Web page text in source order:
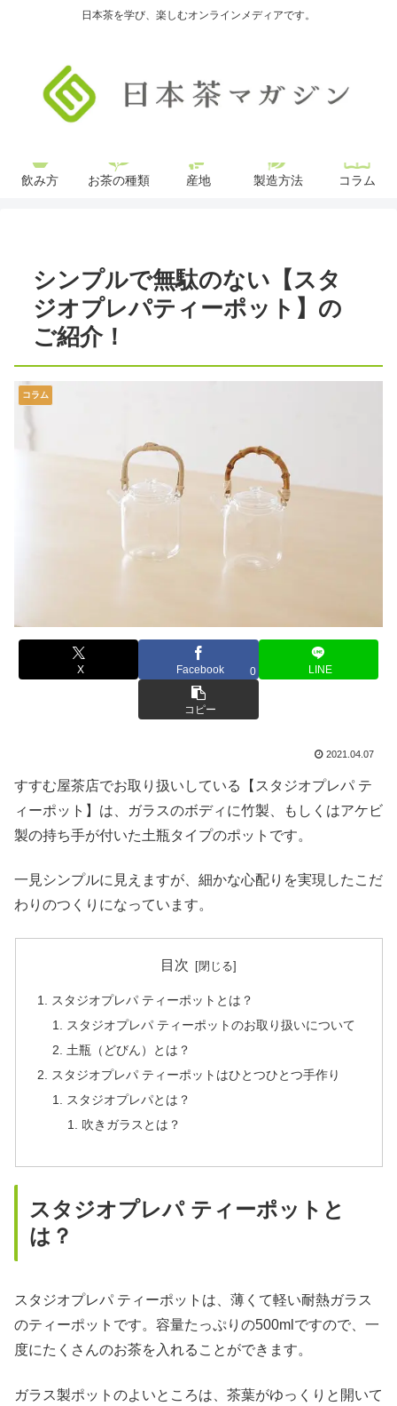
日本茶を学び、楽しむオンラインメディアです。
飲み方 お茶の種類 産地 製造方法 コラム
シンプルで無駄のない【スタ
ジオプレパティーポット】の
ご紹介！
コラム
X Facebook 0 LINE
コピー
2021.04.07
すすむ屋茶店でお取り扱いしている【スタジオプレパ テ
ィーポット】は、ガラスのボディに竹製、もしくはアケビ
製の持ち手が付いた土瓶タイプのポットです。
一見シンプルに見えますが、細かな心配りを実現したこだ
わりのつくりになっています。
目次
スタジオプレパ ティーポットとは？
スタジオプレパ ティーポットのお取り扱いについて
土瓶（どびん）とは？
スタジオプレパ ティーポットはひとつひとつ手作り
スタジオプレパとは？
吹きガラスとは？
スタジオプレパ ティーポットと
は？
スタジオプレパ ティーポットは、薄くて軽い耐熱ガラス
のティーポットです。容量たっぷりの500mlですので、一
度にたくさんのお茶を入れることができます。
ガラス製ポットのよいところは、茶葉がゆっくりと開いて